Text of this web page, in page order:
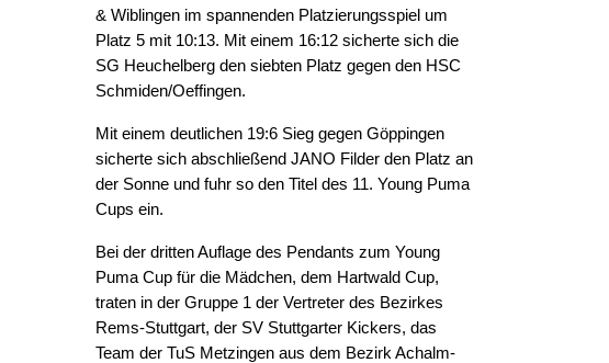
& Wiblingen im spannenden Platzierungsspiel um
Platz 5 mit 10:13. Mit einem 16:12 sicherte sich die
SG Heuchelberg den siebten Platz gegen den HSC
Schmiden/Oeffingen.
Mit einem deutlichen 19:6 Sieg gegen Göppingen
sicherte sich abschließend JANO Filder den Platz an
der Sonne und fuhr so den Titel des 11. Young Puma
Cups ein.
Bei der dritten Auflage des Pendants zum Young
Puma Cup für die Mädchen, dem Hartwald Cup,
traten in der Gruppe 1 der Vertreter des Bezirkes
Rems-Stuttgart, der SV Stuttgarter Kickers, das
Team der TuS Metzingen aus dem Bezirk Achalm-